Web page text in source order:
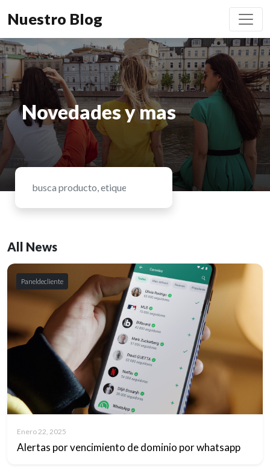
Nuestro Blog
Novedades y mas
All News
Paneldecliente
Enero 22, 2025
Alertas por vencimiento de dominio por whatsapp